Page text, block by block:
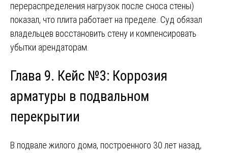
перераспределения нагрузок после сноса стены)
показал, что плита работает на пределе. Суд обязал
владельцев восстановить стену и компенсировать
убытки арендаторам.
Глава 9. Кейс №3: Коррозия
арматуры в подвальном
перекрытии
В подвале жилого дома, построенного 30 лет назад,